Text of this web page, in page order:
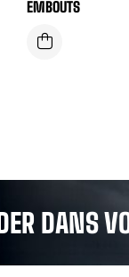
EMBOUTS
DANS